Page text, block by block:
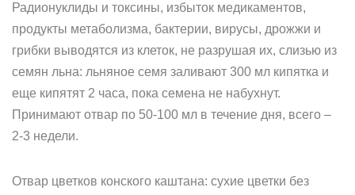
Радионуклиды и токсины, избыток медикаментов,
продукты метаболизма, бактерии, вирусы, дрожжи и
грибки выводятся из клеток, не разрушая их, слизью из
семян льна: льняное семя заливают 300 мл кипятка и
еще кипятят 2 часа, пока семена не набухнут.
Принимают отвар по 50-100 мл в течение дня, всего –
2-3 недели.
Отвар цветков конского каштана: сухие цветки без